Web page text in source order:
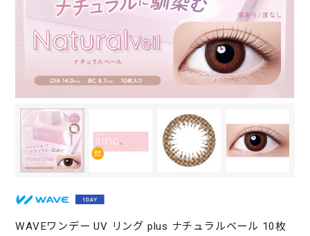
WAVEワンデー UV リング plus ナチュラルベール 10枚